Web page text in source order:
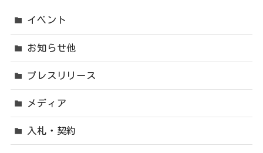
イベント
お知らせ他
プレスリリース
メディア
入札・契約